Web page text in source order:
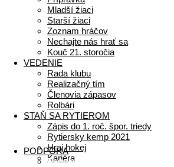
Mladší žiaci
Starší žiaci
Zoznam hráčov
Nechajte nás hrať sa
Kouč 21. storočia
VEDENIE
Rada klubu
Realizačný tím
Členovia zápasov
Rolbári
STAŇ SA RYTIEROM
Zápis do 1. roč. špor. triedy
Rytiersky kemp 2021
Hraj hokej
Kariéra
PODPORA
Partneri